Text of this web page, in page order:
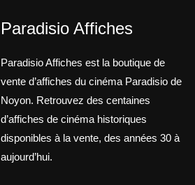
Paradisio Affiches
Paradisio Affiches est la boutique de
vente d’affiches du cinéma Paradisio de
Noyon. Retrouvez des centaines
d’affiches de cinéma historiques
disponibles à la vente, des années 30 à
aujourd’hui.